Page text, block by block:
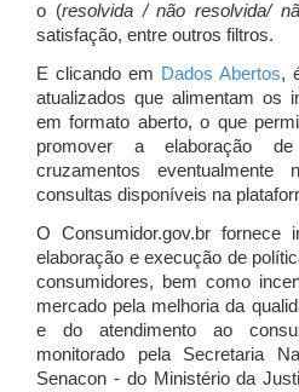
o (resolvida / não resolvida/
satisfação, entre outros filtros.
E clicando em Dados Abertos,
atualizados que alimentam os
em formato aberto, o que
promover a elaboração
cruzamentos eventualmente
consultas disponíveis na
O Consumidor.gov.br fornece
elaboração e execução de
consumidores, bem como
mercado pela melhoria da
e do atendimento ao
monitorado pela Secretaria
Senacon - do Ministério da